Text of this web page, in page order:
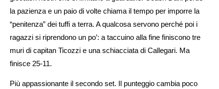
la pazienza e un paio di volte chiama il tempo per imporre la
“penitenza” dei tuffi a terra. A qualcosa servono perché poi i
ragazzi si riprendono un po’: a taccuino alla fine finiscono tre
muri di capitan Ticozzi e una schiacciata di Callegari. Ma
finisce 25-11.
Più appassionante il secondo set. Il punteggio cambia poco